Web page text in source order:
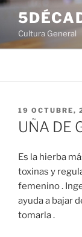
Saltar
contenido
Cultura General
PUBLICADO
EL
19 OCTUBRE,
UÑA DE
Es la hierba
toxinas y
femenino .
ayuda a bajar
tomarla .